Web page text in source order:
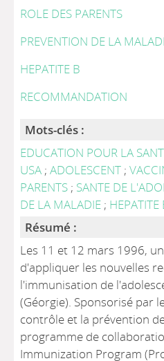
ROLE DES PARENTS
PREVENTION DE LA
HEPATITE B
RECOMMANDATION
Mots-clés :
EDUCATION POUR LA
USA ;ADOLESCENT ;
PARENTS ; SANTE DE
DE LA MALADIE ; HEPATITE
Résumé :
Les 11 et 12 mars 1996,
d'appliquer les nouvelles
l'immunisation de
(Géorgie). Sponsorisé par
contrôle et la prévention
programme de
Immunization Program